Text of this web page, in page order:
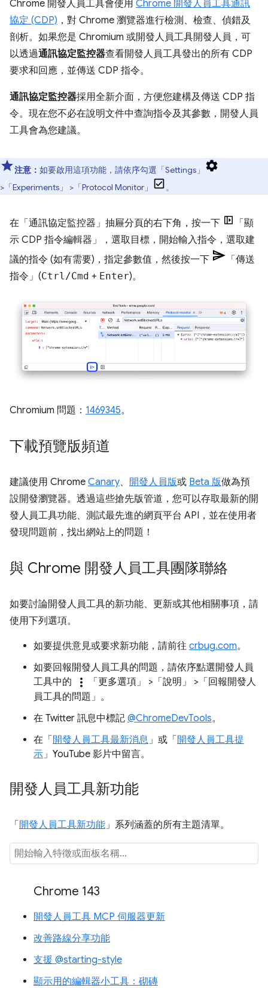
Chrome 開發人員工具會使用 Chrome 開發人員工具通訊
協定 (CDP) ，對 Chrome 瀏覽器進行檢測、檢查、偵錯及
剖析。如果您是 Chromium 或開發人員工具開發人員，可
以透過通訊協定監控器查看開發人員工具發出的所有 CDP
要求和回應，並傳送 CDP 指令。
通訊協定監控器採用全新介面，方便您建構及傳送 CDP 指
令。現在您不必在說明文件中查詢指令及其參數，開發人員
工具會為您建議。
注意： 如要啟用這項功能，請依序勾選「Settings」
>「Experiments」
>「Protocol Monitor」 。
在「通訊協定監控器」 抽屜分頁的右下角，按一下
「顯
示 CDP 指令編輯器」
，選取目標，開始輸入指令，選取建
議的指令 (如有需要)，指定參數值，然後按一下
「傳送
指令」 (Ctrl/Cmd + Enter)。
Chromium 問題： 1469345。
下載預覽版頻道
建議使用 Chrome Canary、 開發人員版或 Beta 版做為預
設開發瀏覽器。透過這些搶先版管道，您可以存取最新的開
發人員工具功能、測試最先進的網頁平台 API，並在使用者
發現問題前，找出網站上的問題！
與 Chrome 開發人員工具團隊聯絡
如要討論開發人員工具的新功能、更新或其他相關事項，請
使用下列選項。
如要提供意見或要求新功能，請前往 crbug.com。
如要回報開發人員工具的問題，請依序點選開發人員
工具中的
more_vert 「更多選項」 >「說明」
>「回報開發人
員工具的問題」 。
在 Twitter 訊息中標記 @ChromeDevTools。
在「 開發人員工具最新消息」或「 開發人員工具提
示」YouTube 影片中留言。
開發人員工具新功能
「 開發人員工具新功能」系列涵蓋的所有主題清單。
Chrome 143
開發人員工具 MCP 伺服器更新
改善路線分享功能
支援 @starting-style
顯示用的編輯器小工具：砌磚